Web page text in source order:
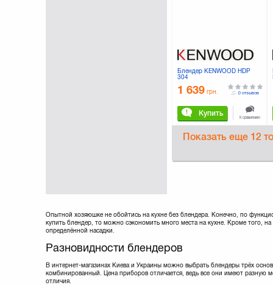
Блендер KENWOOD HDP
304
1 639 грн.
Купить
0 отзывов
К сравнению
Показать еще 12
Опытной хозяюшке не обойтись на кухне без блендера. Конечно, по
купить блендер, то можно сэкономить много места на кухне. Кроме того,
определённой насадки.
Разновидности блендеров
В интернет-магазинах Киева и Украины можно выбрать блендеры трёх
комбинированный. Цена приборов отличается, ведь все они имеют разную
отличия.